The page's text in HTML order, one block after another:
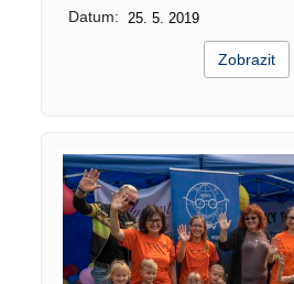
Datum: 25. 5. 2019
Zobrazit